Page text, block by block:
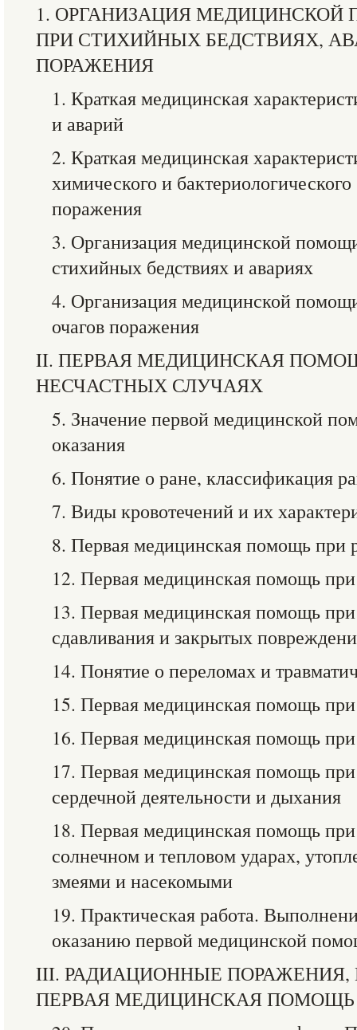
1. ОРГАНИЗАЦИЯ
ПРИ СТИХИЙНЫХ БЕДСТВИЯХ,
ПОРАЖЕНИЯ
1. Краткая медицинская
и аварий
2. Краткая медицинская
химического и
поражения
3. Организация медицинской
стихийных бедствиях и авариях
4. Организация медицинской
очагов поражения
II. ПЕРВАЯ МЕДИЦИНСКАЯ
НЕСЧАСТНЫХ СЛУЧАЯХ
5. Значение первой медицинской
оказания
6. Понятие о ране, классификация
7. Виды кровотечений и их
8. Первая медицинская помощь при
12. Первая медицинская помощь
13. Первая медицинская помощь
сдавливания и закрытых
14. Понятие о переломах и
15. Первая медицинская помощь
16. Первая медицинская помощь
17. Первая медицинская помощь
сердечной деятельности и дыхания
18. Первая медицинская помощь
солнечном и тепловом ударах,
змеями и насекомыми
19. Практическая работа.
оказанию первой медицинской
III. РАДИАЦИОННЫЕ
ПЕРВАЯ МЕДИЦИНСКАЯ ПОМОЩЬ